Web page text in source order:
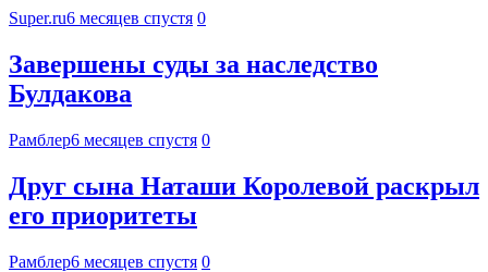
Super.ru6 месяцев спустя 0
Завершены суды за наследство
Булдакова
Рамблер6 месяцев спустя 0
Друг сына Наташи Королевой раскрыл
его приоритеты
Рамблер6 месяцев спустя 0